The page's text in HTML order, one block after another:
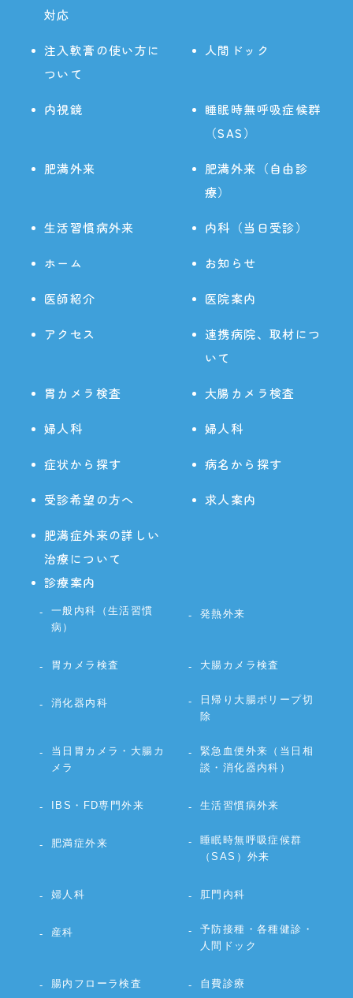
対応
注入軟膏の使い方に
ついて
人間ドック
内視鏡
睡眠時無呼吸症候群
（SAS）
肥満外来
肥満外来（自由診
療）
生活習慣病外来 内科（当日受診）
ホーム お知らせ
医師紹介 医院案内
アクセス
連携病院、取材につ
いて
胃カメラ検査 大腸カメラ検査
婦人科 婦人科
症状から探す 病名から探す
受診希望の方へ 求人案内
肥満症外来の詳しい
治療について
診療案内
一般内科（生活習慣
病）
発熱外来
胃カメラ検査 大腸カメラ検査
消化器内科
日帰り大腸ポリープ切
除
当日胃カメラ・大腸カ
メラ
緊急血便外来（当日相
談・消化器内科）
IBS・FD専門外来 生活習慣病外来
肥満症外来
睡眠時無呼吸症候群
（SAS）外来
婦人科 肛門内科
産科
予防接種・各種健診・
人間ドック
腸内フローラ検査 自費診療